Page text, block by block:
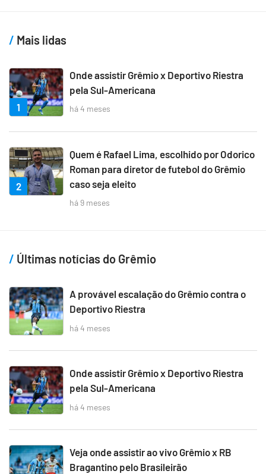
Mais lidas
1
Onde assistir Grêmio x Deportivo Riestra
pela Sul-Americana
há 4 meses
2
Quem é Rafael Lima, escolhido por Odorico
Roman para diretor de futebol do Grêmio
caso seja eleito
há 9 meses
Últimas notícias do Grêmio
A provável escalação do Grêmio contra o
Deportivo Riestra
há 4 meses
Onde assistir Grêmio x Deportivo Riestra
pela Sul-Americana
há 4 meses
Veja onde assistir ao vivo Grêmio x RB
Bragantino pelo Brasileirão